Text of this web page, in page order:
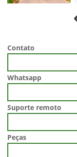
Contato
Whatsapp
Suporte remoto
Peças